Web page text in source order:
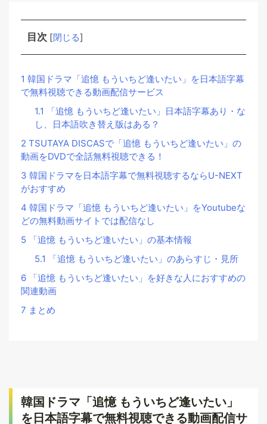
目次 [閉じる]
1 韓国ドラマ「追憶 もういちど逢いたい」を日本語字幕
で無料視聴できる動画配信サービス
1.1 「追憶 もういちど逢いたい」日本語字幕あり・な
し、日本語吹き替え版はある？
2 TSUTAYA DISCASで「追憶 もういちど逢いたい」の
動画をDVDで全話無料視聴できる！
3 韓国ドラマを日本語字幕で無料視聴するならU-NEXT
がおすすめ
4 韓国ドラマ「追憶 もういちど逢いたい」をYoutubeな
どの無料動画サイトでは配信なし
5 「追憶 もういちど逢いたい」の基本情報
5.1 「追憶 もういちど逢いたい」のあらすじ・見所
6 「追憶 もういちど逢いたい」を好きな人におすすめの
関連動画
7 まとめ
韓国ドラマ「追憶 もういちど逢いたい」
を日本語字幕で無料視聴できる動画配信サ